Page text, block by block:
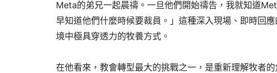
Meta的弟兄一起晨禱。一旦他們開始禱告，我就知道
早知道他們什麼時候要裁員。」這種深入現場、即時回
境中極具穿透力的牧養方式。
在他看來，教會轉型最大的挑戰之一，是重新理解牧者